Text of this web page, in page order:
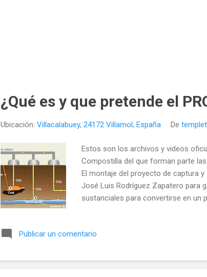
¿Qué es y que pretende el
Ubicación: Villacalabuey, 24172 Villamol, España De
Estos son los archivos y videos
Compostilla del que forman parte
El montaje del proyecto de captura
José Luis Rodríguez Zapatero para
sustanciales para convertirse en un
secretismo Como vemos, el plan
almacenados- a gran escala a partir
una planta de 300 MW. ¿Cuáles s...
Publicar un comentario